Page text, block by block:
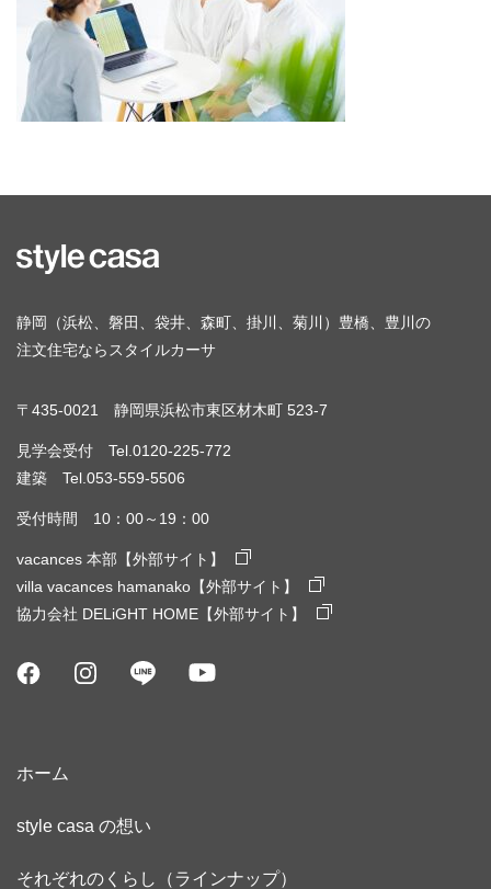
静岡（浜松、磐田、袋井、森町、掛川、菊川）豊橋、豊川の
注文住宅ならスタイルカーサ
〒435-0021 静岡県浜松市東区材木町 523-7
見学会受付 Tel.0120-225-772
建築 Tel.053-559-5506
受付時間 10：00～19：00
vacances 本部【外部サイト】
villa vacances hamanako【外部サイト】
協力会社 DELiGHT HOME【外部サイト】
ホーム
style casa の想い
それぞれのくらし（ラインナップ）